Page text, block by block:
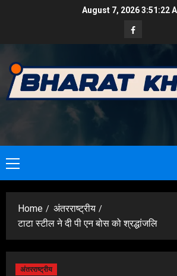
August 7, 20263:51:23
Facebook
Primary
Menu
Home
अंतरराष्ट्रीय
टाटा स्टील ने दी पी एन बोस को श्रद्धांजलि
अंतरराष्ट्रीय